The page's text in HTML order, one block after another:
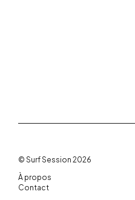
© Surf Session 2026
À propos
Contact